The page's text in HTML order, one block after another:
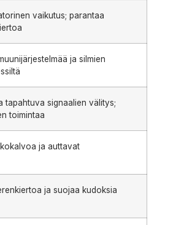
vaikutus; parantaa
ja silmien
tapahtuva signaalien välitys;
toimintaa
ja auttavat
ja suojaa kudoksia